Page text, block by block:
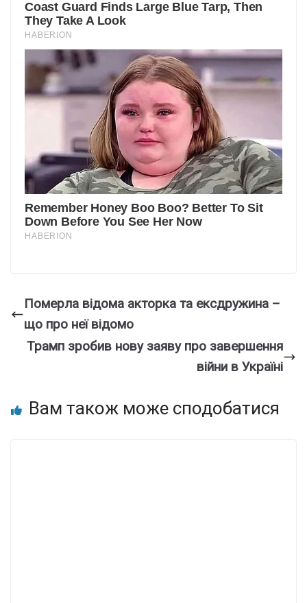
Померла відома акторка та ексдружина –
що про неї відомо
Трамп зробив нову заяву про завершення
війни в Україні
Вам також може сподобатися